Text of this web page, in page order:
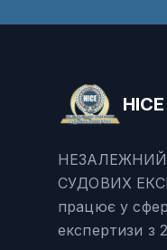
НІСЕ
НЕЗАЛЕЖНИЙ
СУДОВИХ
працює у
експертизи з